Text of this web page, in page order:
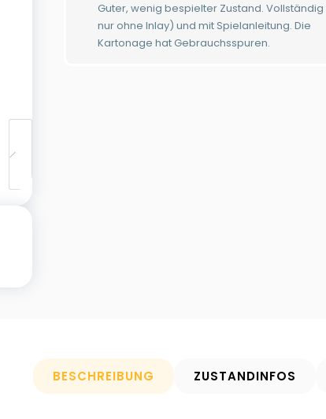
Guter, wenig bespielter Zustand.
nur ohne Inlay) und mit Spielanleitung. Die
Kartonage hat Gebrauchsspuren.
BESCHREIBUNG ZUSTANDINFOS